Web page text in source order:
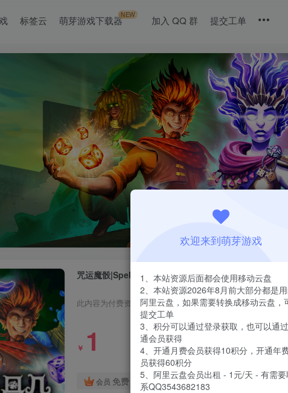
标签云 萌芽游戏下载器NEW 加入 QQ 群 提交工单
咒运魔骰|SpellRogue|1.1.1b8
此内容为付费资源，请付费后查看
￥ 1
会员 免费
欢迎来到萌芽游戏
1、本站资源后面都会使用移动云盘
2、本站资源2026年8月前大部分都是
阿里云盘，如果需要转换成移动云盘，
提交工单
3、积分可以通过登录获取，也可以通
通会员获得
4、开通月费会员获得10积分，开通年
员获得60积分
5、阿里云盘会员出租 - 1元/天 - 有需要
系QQ3543682183